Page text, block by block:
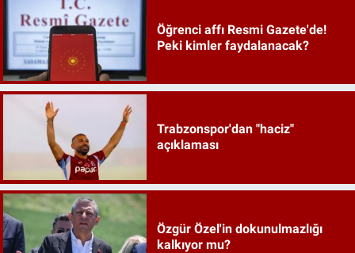
Öğrenci affı Resmi Gazete'de!
Peki kimler faydalanacak?
Trabzonspor'dan "haciz"
açıklaması
Özgür Özel'in dokunulmazlığı
kalkıyor mu?